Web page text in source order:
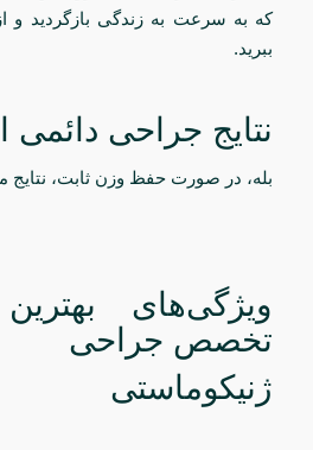
که به سرعت به زندگی بازگردید و
ببرید.
نتایج جراحی
بله، در صورت حفظ وزن ثابت، نتایج
ویژگی‌های
تخصص جراحی
ژنیکوماستی